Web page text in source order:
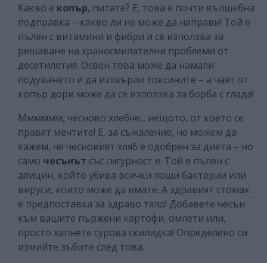
Какво е копър, питате? Е, това е почти вълшебна
подправка – какво ли не може да направи! Той е
пълен с витамини и фибри и се използва за
решаване на храносмилателни проблеми от
десетилетия. Освен това може да намали
подуването и да изхвърли токсините – а чаят от
копър дори може да се използва за борба с глада!
Мммммм, чесново хлебче... нещото, от което се
правят мечтите! Е, за съжаление, не можем да
кажем, че чесновият хляб е одобрен за диета – но
само чесънът със сигурност е. Той е пълен с
алицин, който убива всички лоши бактерии или
вируси, които може да имате. А здравият стомах
е предпоставка за здраво тяло! Добавете чесън
към вашите пържени картофи, омлети или,
просто хапнете сурова скилидка! Определено си
измийте зъбите след това.